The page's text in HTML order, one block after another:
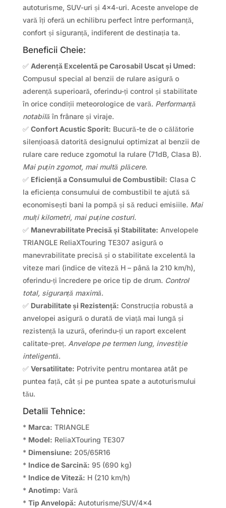
autoturisme, SUV-uri și 4×4-uri. Aceste anvelope de
vară îți oferă un echilibru perfect între performanță,
confort și siguranță, indiferent de destinația ta.
Beneficii Cheie:
✅ Aderență Excelentă pe Carosabil Uscat și Umed:
Compusul special al benzii de rulare asigură o
aderență superioară, oferindu-ți control și stabilitate
în orice condiții meteorologice de vară. Performanță
notabilă în frânare și viraje.
✅ Confort Acustic Sporit: Bucură-te de o călătorie
silențioasă datorită designului optimizat al benzii de
rulare care reduce zgomotul la rulare (71dB, Clasa B).
Mai puțin zgomot, mai multă plăcere.
✅ Eficiență a Consumului de Combustibil: Clasa C
la eficiența consumului de combustibil te ajută să
economisești bani la pompă și să reduci emisiile. Mai
mulți kilometri, mai puține costuri.
✅ Manevrabilitate Precisă și Stabilitate: Anvelopele
TRIANGLE ReliaXTouring TE307 asigură o
manevrabilitate precisă și o stabilitate excelentă la
viteze mari (indice de viteză H – până la 210 km/h),
oferindu-ți încredere pe orice tip de drum. Control
total, siguranță maximă.
✅ Durabilitate și Rezistență: Construcția robustă a
anvelopei asigură o durată de viață mai lungă și
rezistență la uzură, oferindu-ți un raport excelent
calitate-preț. Anvelope pe termen lung, investiție
inteligentă.
✅ Versatilitate: Potrivite pentru montarea atât pe
puntea față, cât și pe puntea spate a autoturismului
tău.
Detalii Tehnice:
* Marca: TRIANGLE
* Model: ReliaXTouring TE307
* Dimensiune: 205/65R16
* Indice de Sarcină: 95 (690 kg)
* Indice de Viteză: H (210 km/h)
* Anotimp: Vară
* Tip Anvelopă: Autoturisme/SUV/4×4